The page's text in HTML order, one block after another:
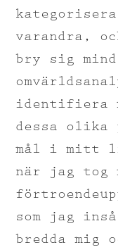
varandra,
bry sig
identifiera
dessa olika
mål i mitt
när jag tog
som jag
bredda mig